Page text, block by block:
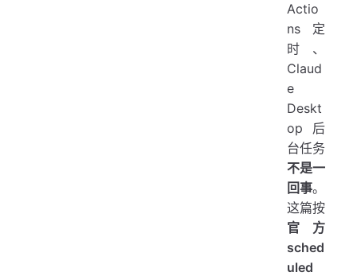
Actio
ns 定
时、
Claud
e
Deskt
op 后
台任务
不是一
回事。
这篇按
官方
sched
uled